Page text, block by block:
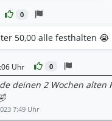
0
50,00 alle festhalten 😭
Uhr 0
deinen 2 Wochen alten
7:49 Uhr